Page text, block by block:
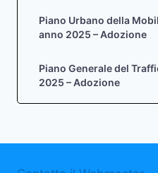
Piano Urbano della
anno 2025 – Adozione
Piano Generale del
2025 – Adozione